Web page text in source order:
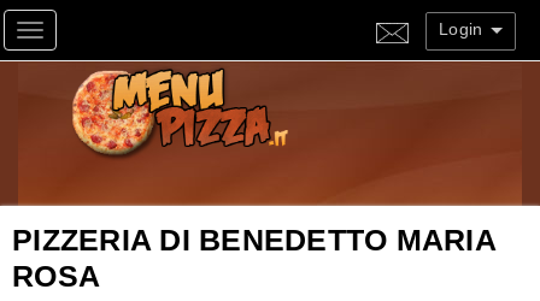
Toggle navigation Login
PIZZERIA DI BENEDETTO MARIA
ROSA